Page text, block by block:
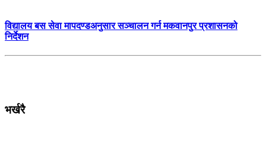
विद्यालय बस सेवा मापदण्डअनुसार सञ्चालन गर्न मकवानपुर प्रशासनको
निर्देशन
भर्खरै